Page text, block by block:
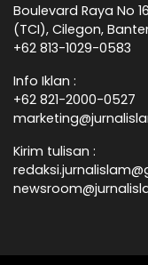
Boulevard Raya No
(TCI), Cilegon,
+62 813-1029-0583
Info Iklan :
+62 821-2000-0527
Kirim tulisan :